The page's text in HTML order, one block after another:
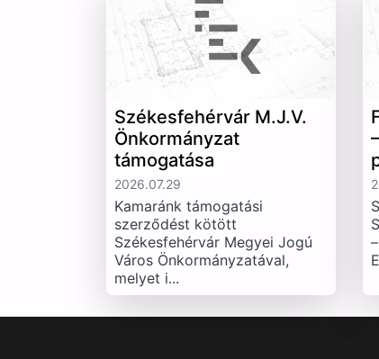
Székesfehérvár M.J.V.
Önkormányzat
támogatása
2026.07.29
Kamaránk támogatási
szerződést kötött
Székesfehérvár Megyei Jogú
Város Önkormányzatával,
melyet i...